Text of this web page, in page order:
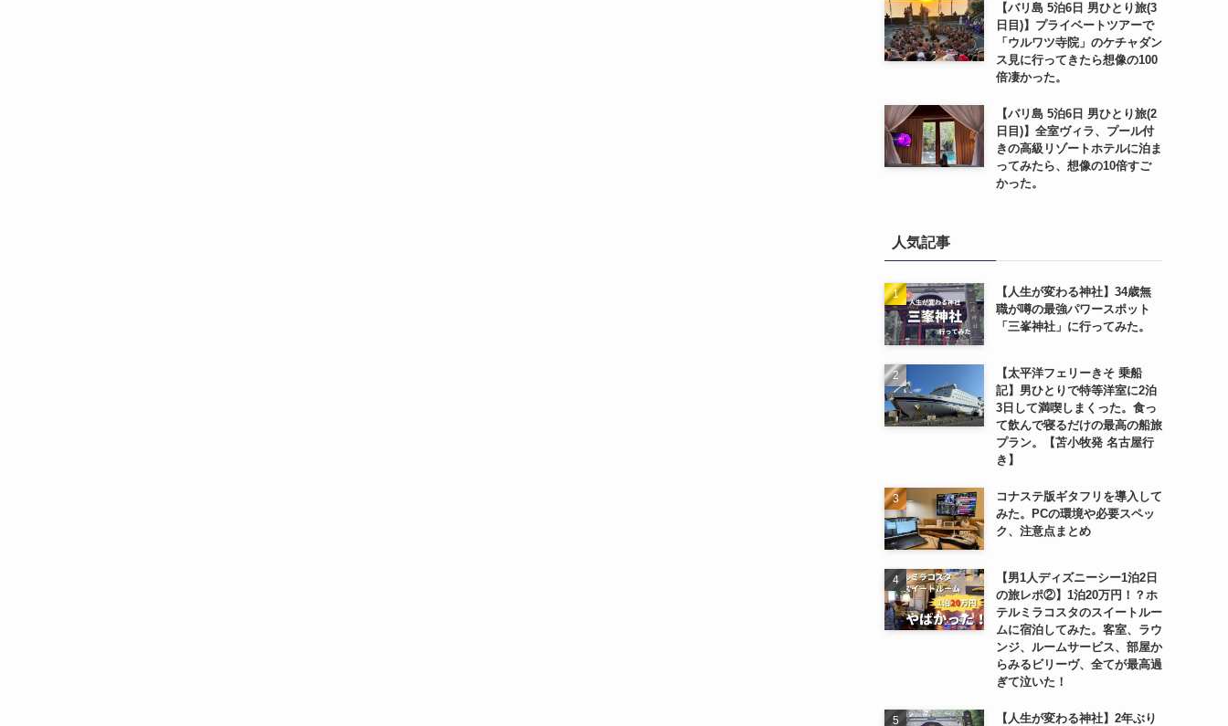
【バリ島 5泊6日 男ひとり旅(3
日目)】プライベートツアーで
「ウルワツ寺院」のケチャダン
ス見に行ってきたら想像の100
倍凄かった。
【バリ島 5泊6日 男ひとり旅(2
日目)】全室ヴィラ、プール付
きの高級リゾートホテルに泊ま
ってみたら、想像の10倍すご
かった。
人気記事
【人生が変わる神社】34歳無
職が噂の最強パワースポット
「三峯神社」に行ってみた。
【太平洋フェリーきそ 乗船
記】男ひとりで特等洋室に2泊
3日して満喫しまくった。食っ
て飲んで寝るだけの最高の船旅
プラン。【苫小牧発 名古屋行
き】
コナステ版ギタフリを導入して
みた。PCの環境や必要スペッ
ク、注意点まとめ
【男1人ディズニーシー1泊2日
の旅レポ②】1泊20万円！？ホ
テルミラコスタのスイートルー
ムに宿泊してみた。客室、ラウ
ンジ、ルームサービス、部屋か
らみるビリーヴ、全てが最高過
ぎて泣いた！
【人生が変わる神社】2年ぶり